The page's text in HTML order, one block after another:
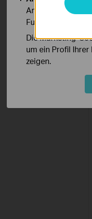
Analyse-Cookies
Funktionsweise
Die Marketing-
um ein Profil Ihrer
zeigen.